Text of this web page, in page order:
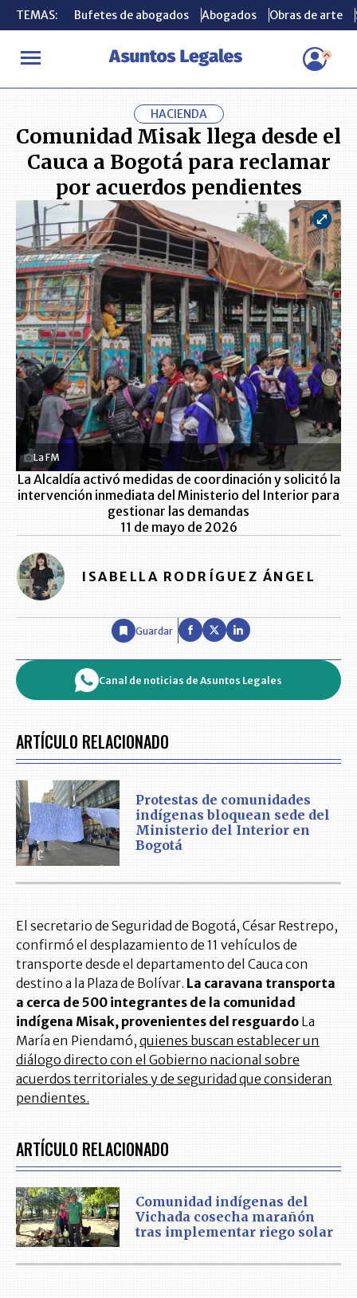
TEMAS: Bufetes de abogados Abogados Obras de arte
INICIO ACTUALIDAD Comunidad Misak llega desde el Cauca
TEMAS: Bufetes de abogados Abogados Obras de arte
HACIENDA
Comunidad Misak llega desde el
Cauca a Bogotá para reclamar
por acuerdos pendientes
La FM
La Alcaldía activó medidas de coordinación y solicitó la
intervención inmediata del Ministerio del Interior para
gestionar las demandas
11 de mayo de 2026
ISABELLA RODRÍGUEZ ÁNGEL
Guardar
Canal de noticias de Asuntos Legales
ARTÍCULO RELACIONADO
Protestas de comunidades
indígenas bloquean sede del
Ministerio del Interior en
Bogotá
El secretario de Seguridad de Bogotá, César Restrepo,
confirmó el desplazamiento de 11 vehículos de
transporte desde el departamento del Cauca con
destino a la Plaza de Bolívar. La caravana transporta
a cerca de 500 integrantes de la comunidad
indígena Misak, provenientes del resguardo La
María en Piendamó, quienes buscan establecer un
diálogo directo con el Gobierno nacional sobre
acuerdos territoriales y de seguridad que consideran
pendientes.
ARTÍCULO RELACIONADO
Comunidad indígenas del
Vichada cosecha marañón
tras implementar riego solar